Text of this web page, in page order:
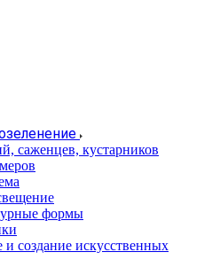
саженцев, кустарников
формы
создание искусственных